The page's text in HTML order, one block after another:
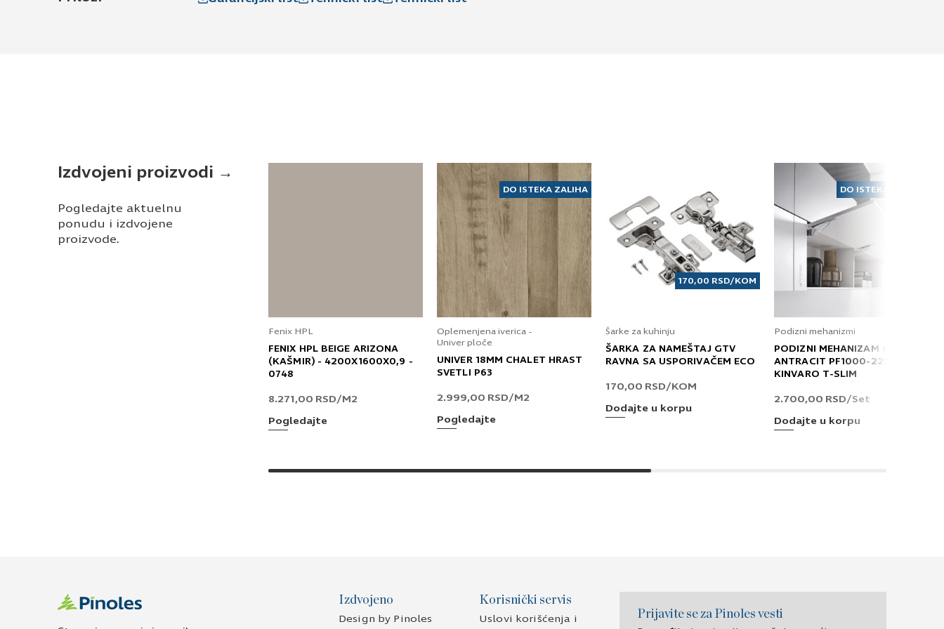
Izdvojeni proizvodi →
Pogledajte aktuelnu
ponudu i izdvojene
proizvode.
Fenix HPL
FENIX HPL BEIGE ARIZONA
(KAŠMIR) - 4200X1600X0,9 -
0748
8.271,00 RSD/M2
Pogledajte
DO ISTEKA ZALIHA
Oplemenjena iverica -
Univer ploče
UNIVER 18MM CHALET HRAST
SVETLI P63
2.999,00 RSD/M2
Pogledajte
170,00 RSD/KOM
Šarke za kuhinju
ŠARKA ZA NAMEŠTAJ GTV
RAVNA SA USPORIVAČEM ECO
170,00 RSD/KOM
Dodajte u korpu
DO ISTEKA ZALIHA
Podizni mehanizmi
PODIZNI MEHANIZAM GRASS
ANTRACIT PF1000-2250 T
KINVARO T-SLIM
2.700,00 RSD/Set
Dodajte u korpu
Izdvojeno
Design by Pinoles
Korisnički servis
Uslovi korišćenja i Prijavite se za Pinoles vesti